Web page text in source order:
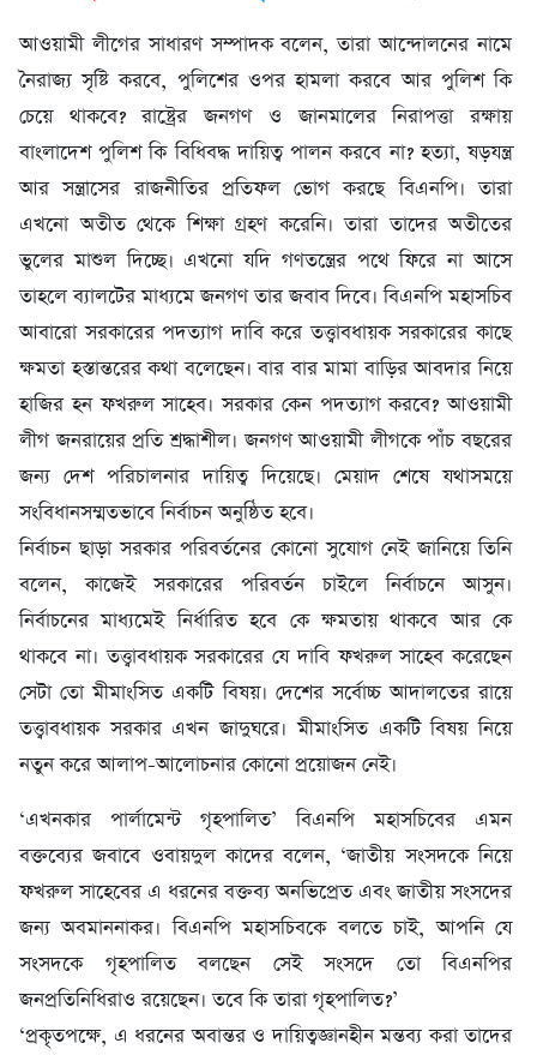
আওয়ামী লীগের সাধারণ সম্পাদক বলেন, তারা আন্দোলনের নামে
নৈরাজ্য সৃষ্টি করবে, পুলিশের ওপর হামলা করবে আর পুলিশ কি
চেয়ে থাকবে? রাষ্ট্রের জনগণ ও জানমালের নিরাপত্তা রক্ষায়
বাংলাদেশ পুলিশ কি বিধিবদ্ধ দায়িত্ব পালন করবে না? হত্যা, ষড়যন্ত্র
আর সন্ত্রাসের রাজনীতির প্রতিফল ভোগ করছে বিএনপি। তারা
এখনো অতীত থেকে শিক্ষা গ্রহণ করেনি। তারা তাদের অতীতের
ভুলের মাশুল দিচ্ছে। এখনো যদি গণতন্ত্রের পথে ফিরে না আসে
তাহলে ব্যালটের মাধ্যমে জনগণ তার জবাব দিবে। বিএনপি মহাসচিব
আবারো সরকারের পদত্যাগ দাবি করে তত্ত্বাবধায়ক সরকারের কাছে
ক্ষমতা হস্তান্তরের কথা বলেছেন। বার বার মামা বাড়ির আবদার নিয়ে
হাজির হন ফখরুল সাহেব। সরকার কেন পদত্যাগ করবে? আওয়ামী
লীগ জনরায়ের প্রতি শ্রদ্ধাশীল। জনগণ আওয়ামী লীগকে পাঁচ বছরের
জন্য দেশ পরিচালনার দায়িত্ব দিয়েছে। মেয়াদ শেষে যথাসময়ে
সংবিধানসম্মতভাবে নির্বাচন অনুষ্ঠিত হবে।
নির্বাচন ছাড়া সরকার পরিবর্তনের কোনো সুযোগ নেই জানিয়ে তিনি
বলেন, কাজেই সরকারের পরিবর্তন চাইলে নির্বাচনে আসুন।
নির্বাচনের মাধ্যমেই নির্ধারিত হবে কে ক্ষমতায় থাকবে আর কে
থাকবে না। তত্ত্বাবধায়ক সরকারের যে দাবি ফখরুল সাহেব করেছেন
সেটা তো মীমাংসিত একটি বিষয়। দেশের সর্বোচ্চ আদালতের রায়ে
তত্ত্বাবধায়ক সরকার এখন জাদুঘরে। মীমাংসিত একটি বিষয় নিয়ে
নতুন করে আলাপ-আলোচনার কোনো প্রয়োজন নেই।
‘এখনকার পার্লামেন্ট গৃহপালিত’ বিএনপি মহাসচিবের এমন
বক্তব্যের জবাবে ওবায়দুল কাদের বলেন, ‘জাতীয় সংসদকে নিয়ে
ফখরুল সাহেবের এ ধরনের বক্তব্য অনভিপ্রেত এবং জাতীয় সংসদের
জন্য অবমাননাকর। বিএনপি মহাসচিবকে বলতে চাই, আপনি যে
সংসদকে গৃহপালিত বলছেন সেই সংসদে তো বিএনপির
জনপ্রতিনিধিরাও রয়েছেন। তবে কি তারা গৃহপালিত?’
‘প্রকৃতপক্ষে, এ ধরনের অবান্তর ও দায়িত্বজ্ঞানহীন মন্তব্য করা তাদের